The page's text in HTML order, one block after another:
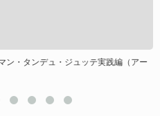
ン・タンデュ・ジュッテ実践編（アー